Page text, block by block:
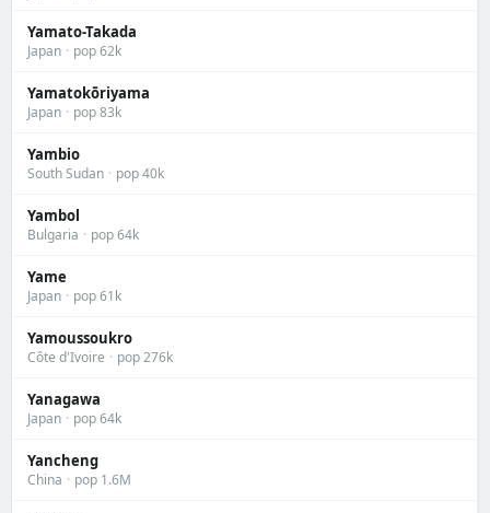
Yamato-Takada
Japan · pop 62k
Yamatokōriyama
Japan · pop 83k
Yambio
South Sudan · pop 40k
Yambol
Bulgaria · pop 64k
Yame
Japan · pop 61k
Yamoussoukro
Côte d'Ivoire · pop 276k
Yanagawa
Japan · pop 64k
Yancheng
China · pop 1.6M